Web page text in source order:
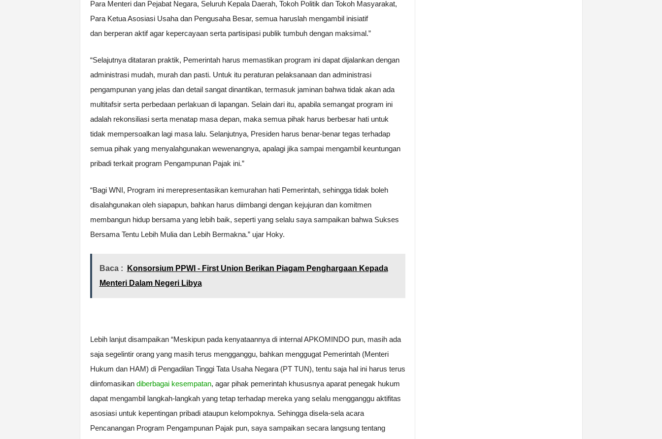
Para Menteri dan Pejabat Negara, Seluruh Kepala Daerah, Tokoh Politik dan Tokoh Masyarakat,
Para Ketua Asosiasi Usaha dan Pengusaha Besar, semua haruslah mengambil inisiatif
dan berperan aktif agar kepercayaan serta partisipasi publik tumbuh dengan maksimal.”
“Selajutnya ditataran praktik, Pemerintah harus memastikan program ini dapat dijalankan dengan
administrasi mudah, murah dan pasti. Untuk itu peraturan pelaksanaan dan administrasi
pengampunan yang jelas dan detail sangat dinantikan, termasuk jaminan bahwa tidak akan ada
multitafsir serta perbedaan perlakuan di lapangan. Selain dari itu, apabila semangat program ini
adalah rekonsiliasi serta menatap masa depan, maka semua pihak harus berbesar hati untuk
tidak mempersoalkan lagi masa lalu. Selanjutnya, Presiden harus benar-benar tegas terhadap
semua pihak yang menyalahgunakan wewenangnya, apalagi jika sampai mengambil keuntungan
pribadi terkait program Pengampunan Pajak ini.”
“Bagi WNI, Program ini merepresentasikan kemurahan hati Pemerintah, sehingga tidak boleh
disalahgunakan oleh siapapun, bahkan harus diimbangi dengan kejujuran dan komitmen
membangun hidup bersama yang lebih baik, seperti yang selalu saya sampaikan bahwa Sukses
Bersama Tentu Lebih Mulia dan Lebih Bermakna.” ujar Hoky.
Baca :
Konsorsium PPWI - First Union Berikan Piagam Penghargaan Kepada
Menteri Dalam Negeri Libya
Lebih lanjut disampaikan “Meskipun pada kenyataannya di internal APKOMINDO pun, masih ada
saja segelintir orang yang masih terus mengganggu, bahkan menggugat Pemerintah (Menteri
Hukum dan HAM) di Pengadilan Tinggi Tata Usaha Negara (PT TUN), tentu saja hal ini harus terus
diinfomasikan diberbagai kesempatan, agar pihak pemerintah khususnya aparat penegak hukum
dapat mengambil langkah-langkah yang tetap terhadap mereka yang selalu mengganggu aktifitas
asosiasi untuk kepentingan pribadi ataupun kelompoknya. Sehingga disela-sela acara
Pencanangan Program Pengampunan Pajak pun, saya sampaikan secara langsung tentang